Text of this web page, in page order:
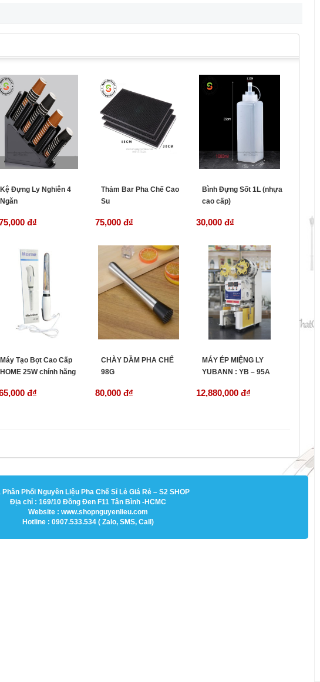
Kệ Đựng Ly Nghiên 4
Ngăn
đ₫
Thảm Bar Pha Chế Cao
Su
75,000 đ₫
Bình Đựng Sốt 1L (nhựa
cao cấp)
30,000 đ₫
Máy Tạo Bọt Cao Cấp
HOME 25W chính hãng
đ₫
CHÀY DẦM PHA CHẾ
98G
80,000 đ₫
MÁY ÉP MIỆNG LY
YUBANN : YB – 95A
12,880,000 đ₫
Phân Phối Nguyên Liệu Pha Chế Sỉ Lẻ Giá Rẻ – S2 SHOP
Địa chỉ : 169/10 Đồng Đen F11 Tân Bình -HCMC
Website : www.shopnguyenlieu.com
Hotline : 0907.533.534 ( Zalo, SMS, Call)